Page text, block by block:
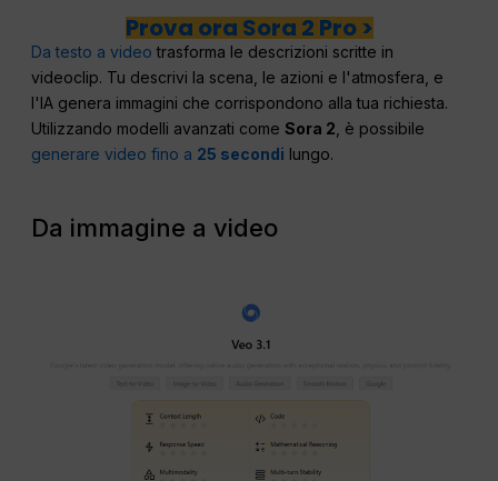
Prova ora Sora 2 Pro >
Da testo a video trasforma le descrizioni scritte in
videoclip. Tu descrivi la scena, le azioni e l'atmosfera, e
l'IA genera immagini che corrispondono alla tua richiesta.
Utilizzando modelli avanzati comeSora 2 , è possibile
generare video fino a 25 secondi lungo.
Da immagine a video